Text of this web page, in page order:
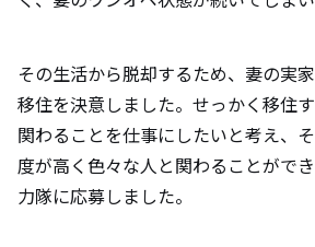
付けるエピソードについて教
舞鶴市の魅力について教えて
然やグルメ、オススメスポッ
移住を検討している方にメッ
その生活から脱却するため、妻の実
移住を決意しました。せっかく移住
関わることを仕事にしたいと考え、
度が高く色々な人と関わることがで
力隊に応募しました。